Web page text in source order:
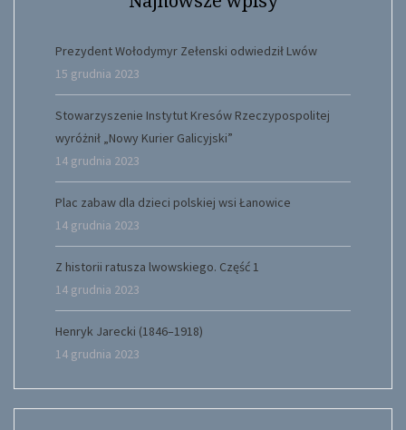
Prezydent Wołodymyr Zełenski odwiedził Lwów
15 grudnia 2023
Stowarzyszenie Instytut Kresów Rzeczypospolitej
wyróżnił „Nowy Kurier Galicyjski”
14 grudnia 2023
Plac zabaw dla dzieci polskiej wsi Łanowice
14 grudnia 2023
Z historii ratusza lwowskiego. Część 1
14 grudnia 2023
Henryk Jarecki (1846–1918)
14 grudnia 2023